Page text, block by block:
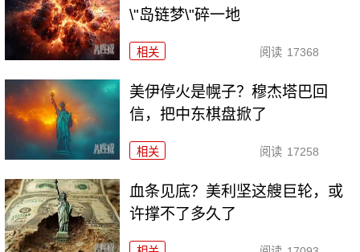
\"岛链梦\"碎一地
相关 阅读 17368
美伊停火是幌子？穆杰塔巴回
信，把中东棋盘掀了
相关 阅读 17258
血条见底？美利坚这艘巨轮，或
许撑不了多久了